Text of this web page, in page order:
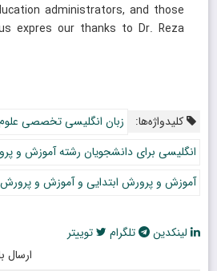
administrators, and those
expres our thanks to Dr. Reza
کلیدواژه‌ها:
زبان انگلیسی تخصصی
انگلیسی برای دانشجویان رشته آموزش و
آموزش و پرورش ابتدایی و آموزش و
لینکدین تلگرام
توییتر
ارسال